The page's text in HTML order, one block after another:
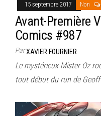
15 septembre 2017 Non
Avant-Première
Comics #987
ParXAVIER FOURNIER
Le mystérieux Mister Oz
tout début du run de